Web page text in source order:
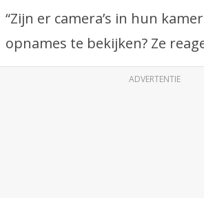
“Zijn er camera’s in hun
opnames te bekijken? Ze
ADVERTENTIE